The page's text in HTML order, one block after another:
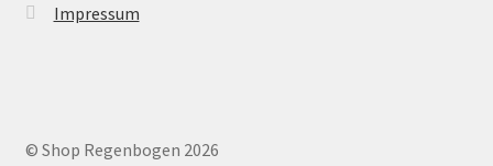
Impressum
© Shop Regenbogen 2026